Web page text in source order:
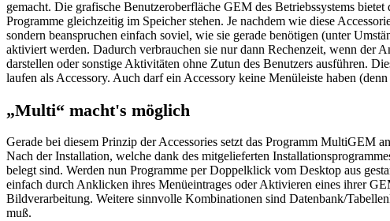
gemacht. Die grafische Benutzeroberfläche GEM des Betriebssystems
Programme gleichzeitig im Speicher stehen. Je nachdem wie diese
sondern beanspruchen einfach soviel, wie sie gerade benötigen (unter
aktiviert werden. Dadurch verbrauchen sie nur dann Rechenzeit, wenn der
darstellen oder sonstige Aktivitäten ohne Zutun des Benutzers ausführen.
laufen als Accessory. Auch darf ein Accessory keine Menüleiste haben
„Multi“ macht's möglich
Gerade bei diesem Prinzip der Accessories setzt das Programm MultiGEM
Nach der Installation, welche dank des mitgelieferten
belegt sind. Werden nun Programme per Doppelklick vom Desktop aus
einfach durch Anklicken ihres Menüeintrages oder Aktivieren eines ihrer
Bildverarbeitung. Weitere sinnvolle Kombinationen sind Datenbank/
muß.